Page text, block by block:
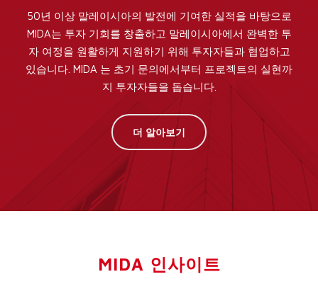
50년 이상 말레이시아의 발전에 기여한 실적을 바탕으로
MIDA는 투자 기회를 창출하고 말레이시아에서 완벽한 투
자 여정을 원활하게 지원하기 위해 투자자들과 협업하고
있습니다. MIDA 는 초기 문의에서부터 프로젝트의 실현까
지 투자자들을 돕습니다.
더 알아보기
MIDA 인사이트